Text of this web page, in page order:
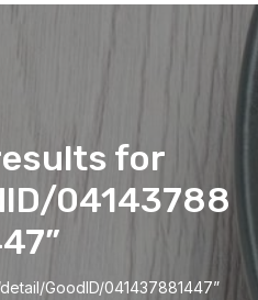
for
04143788
GoodID/041437881447”